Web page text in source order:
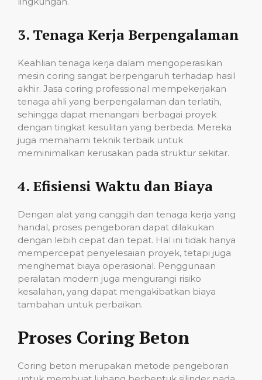
3. Tenaga Kerja Berpengalaman
Keahlian tenaga kerja dalam mengoperasikan
mesin coring sangat berpengaruh terhadap hasil
akhir. Jasa coring professional mempekerjakan
tenaga ahli yang berpengalaman dan terlatih,
sehingga dapat menangani berbagai proyek
dengan tingkat kesulitan yang berbeda. Mereka
juga memahami teknik terbaik untuk
meminimalkan kerusakan pada struktur sekitar.
4. Efisiensi Waktu dan Biaya
Dengan alat yang canggih dan tenaga kerja yang
handal, proses pengeboran dapat dilakukan
dengan lebih cepat dan tepat. Hal ini tidak hanya
mempercepat penyelesaian proyek, tetapi juga
menghemat biaya operasional. Penggunaan
peralatan modern juga mengurangi risiko
kesalahan, yang dapat mengakibatkan biaya
tambahan untuk perbaikan.
Proses Coring Beton
Coring beton merupakan metode pengeboran